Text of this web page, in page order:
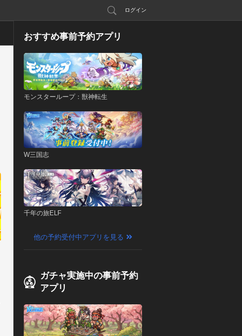
ログイン
おすすめ事前予約アプリ
モンスターループ：獣神転生
W三国志
千年の旅ELF
他の予約受付中アプリを見る
ガチャ実施中の事前予約
アプリ